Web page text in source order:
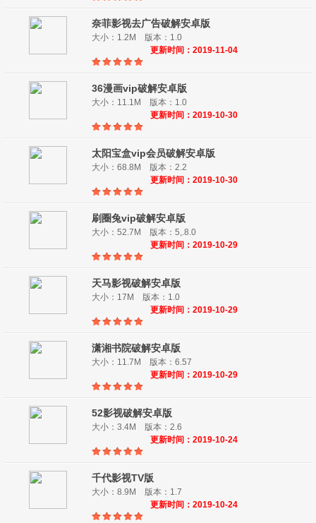
奈菲影视去广告破解安卓版
大小：1.2M 版本：1.0
更新时间：2019-11-04
36漫画vip破解安卓版
大小：11.1M 版本：1.0
更新时间：2019-10-30
太阳宝盒vip会员破解安卓版
大小：68.8M 版本：2.2
更新时间：2019-10-30
刷圈兔vip破解安卓版
大小：52.7M 版本：5,.8.0
更新时间：2019-10-29
天马影视破解安卓版
大小：17M 版本：1.0
更新时间：2019-10-29
潇湘书院破解安卓版
大小：11.7M 版本：6.57
更新时间：2019-10-29
52影视破解安卓版
大小：3.4M 版本：2.6
更新时间：2019-10-24
千代影视TV版
大小：8.9M 版本：1.7
更新时间：2019-10-24